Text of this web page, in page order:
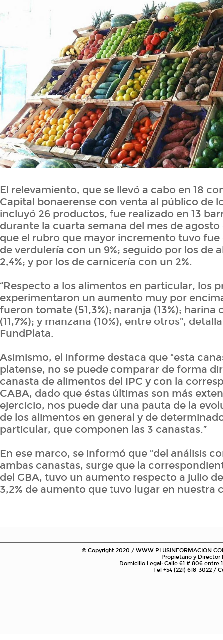
El relevamiento, que se llevó a cabo en 18
Capital bonaerense con venta al público de
incluyó 26 productos, fue realizado en 13
durante la cuarta semana del mes de agosto
que el rubro que mayor incremento tuvo fue
de verdulería con un 9%; seguido por los de
2,4%; y por los de carnicería con un 2%.
“Respecto a los alimentos en particular, los
experimentaron un aumento muy por
fueron tomate (51,3%); naranja (13%); harina
(11,7%); y manzana (10%), entre otros”,
FundPlata.
Asimismo, el informe destaca que “esta
platense, no se puede comparar de forma
canasta de alimentos del IPC y con la
CABA, dado que éstas últimas son más
ejercicio, nos puede dar una pauta de la
de los alimentos en general y de
particular, que componen las 3 canastas.”
En ese marco, se informó que “del análisis
ambas canastas, surge que la
del GBA, tuvo un aumento respecto a julio
3,2% de aumento que tuvo lugar en nuestra
© Copyright 2020 /
Propietario y Director
Domicilio Legal: Calle 61 # 806 entre
Tel +54 (221) 618-3022 /